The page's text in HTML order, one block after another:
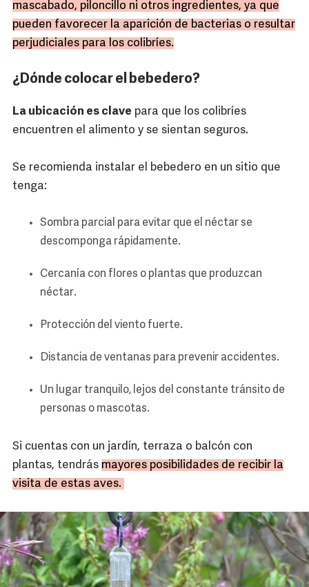
mascabado, piloncillo ni otros ingredientes, ya que
pueden favorecer la aparición de bacterias o resultar
perjudiciales para los colibríes.
¿Dónde colocar el bebedero?
La ubicación es clave para que los colibríes
encuentren el alimento y se sientan seguros.
Se recomienda instalar el bebedero en un sitio que
tenga:
Sombra parcial para evitar que el néctar se
descomponga rápidamente.
Cercanía con flores o plantas que produzcan
néctar.
Protección del viento fuerte.
Distancia de ventanas para prevenir accidentes.
Un lugar tranquilo, lejos del constante tránsito de
personas o mascotas.
Si cuentas con un jardín, terraza o balcón con
plantas, tendrás mayores posibilidades de recibir la
visita de estas aves.